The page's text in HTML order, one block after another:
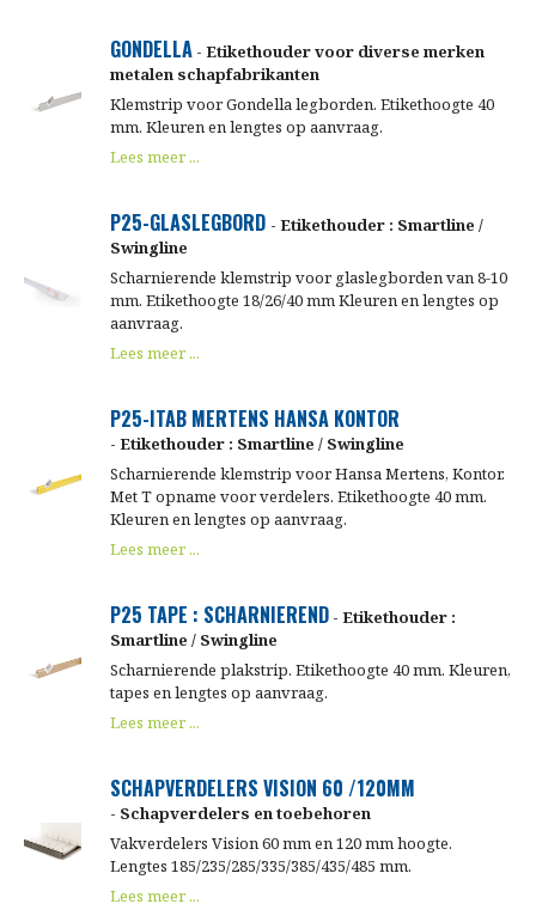
GONDELLA- Etikethouder voor diverse merken
metalen schapfabrikanten
Klemstrip voor Gondella legborden. Etikethoogte 40
mm. Kleuren en lengtes op aanvraag.
Lees meer ...
P25-GLASLEGBORD - Etikethouder : Smartline /
Swingline
Scharnierende klemstrip voor glaslegborden van 8-10
mm. Etikethoogte 18/26/40 mm Kleuren en lengtes op
aanvraag.
Lees meer ...
P25-ITAB MERTENS HANSA KONTOR
- Etikethouder : Smartline / Swingline
Scharnierende klemstrip voor Hansa Mertens, Kontor.
Met T opname voor verdelers. Etikethoogte 40 mm.
Kleuren en lengtes op aanvraag.
Lees meer ...
P25 TAPE : SCHARNIEREND- Etikethouder :
Smartline / Swingline
Scharnierende plakstrip. Etikethoogte 40 mm. Kleuren,
tapes en lengtes op aanvraag.
Lees meer ...
SCHAPVERDELERS VISION 60 /120MM
- Schapverdelers en toebehoren
Vakverdelers Vision 60 mm en 120 mm hoogte.
Lengtes 185/235/285/335/385/435/485 mm.
Lees meer ...